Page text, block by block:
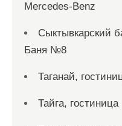
Mercedes-Benz
Сыктывкарский
Баня №8
Таганай,
Тайга, гостиница